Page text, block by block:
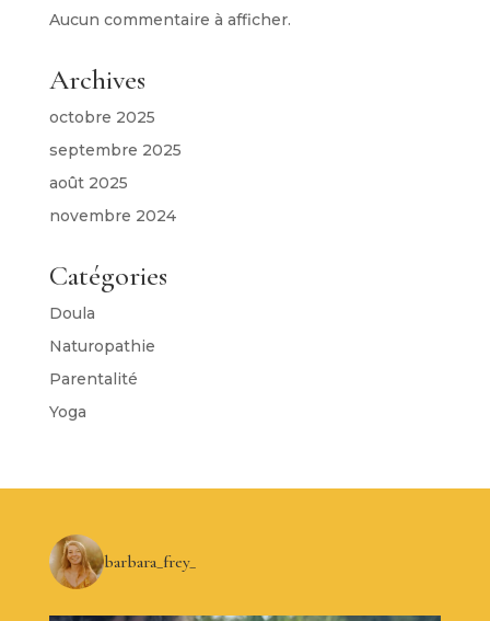
Aucun commentaire à afficher.
Archives
octobre 2025
septembre 2025
août 2025
novembre 2024
Catégories
Doula
Naturopathie
Parentalité
Yoga
barbara_frey_